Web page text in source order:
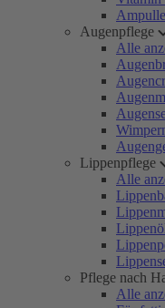
Augenpflege
Alle
Lippenpflege
Alle
Pflege nach
Alle